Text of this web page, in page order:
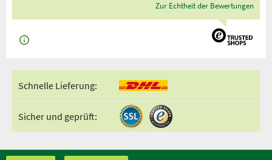
Zur Echtheit der Bewertungen
Schnelle Lieferung:
Sicher und geprüft: